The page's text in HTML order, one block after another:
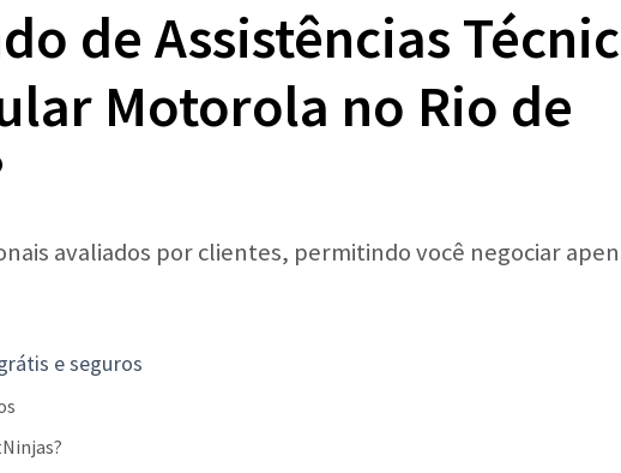
de Assistências
Motorola no Rio de
avaliados por clientes, permitindo você negociar
e seguros